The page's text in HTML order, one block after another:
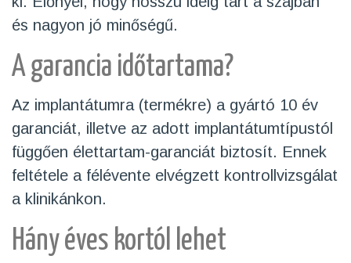
és nagyon jó minőségű.
A garancia időtartama?
Az implantátumra (termékre) a gyártó 10 év
garanciát, illetve az adott implantátumtípustól
függően élettartam-garanciát biztosít. Ennek
feltétele a félévente elvégzett kontrollvizsgálat
a klinikánkon.
Hány éves kortól lehet